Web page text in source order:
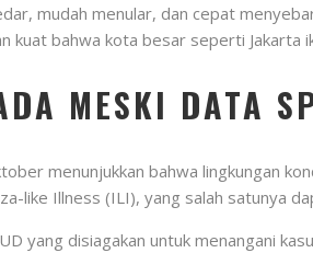
mudah menular, dan cepat
kuat bahwa kota besar seperti
MESKI DATA
menunjukkan bahwa lingkungan
like Illness (ILI), yang salah satunya
yang disiagakan untuk menangani